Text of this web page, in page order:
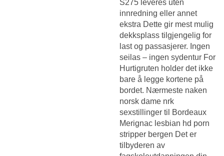
S275 leveres uten
innredning eller annet
ekstra Dette gir mest mulig
dekksplass tilgjengelig for
last og passasjerer. Ingen
seilas – ingen sydentur For
Hurtigruten holder det ikke
bare å legge kortene på
bordet. Nærmeste naken
norsk dame nrk
sexstillinger til Bordeaux
Merignac lesbian hd porn
stripper bergen Det er
tilbyderen av